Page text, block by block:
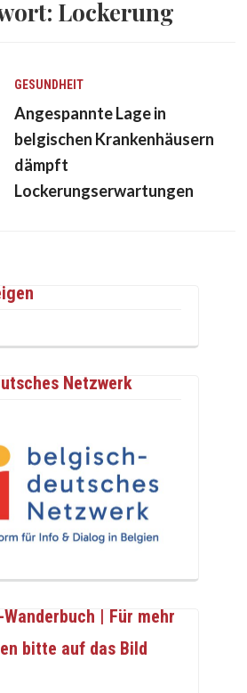
Lockerung
GESUNDHEIT
Angespannte Lage in
belgischen Krankenhäusern
dämpft
Lockerungserwartungen
Netzwerk
| Für mehr
bitte auf das Bild